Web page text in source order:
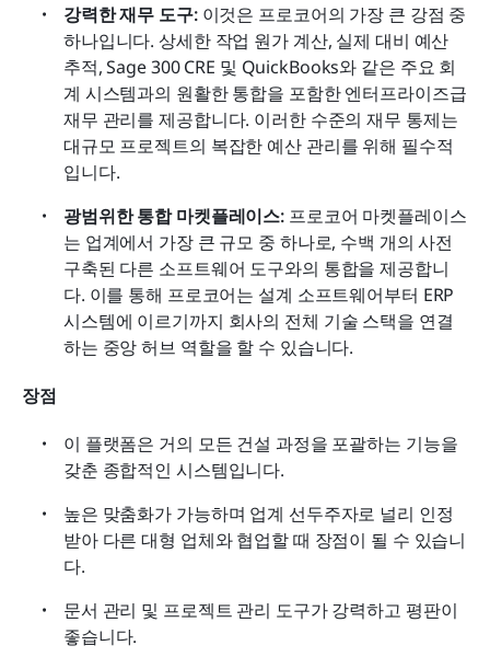
강력한 재무 도구: 이것은 프로코어의 가장 큰 강점 중
하나입니다. 상세한 작업 원가 계산, 실제 대비 예산
추적, Sage 300 CRE 및 QuickBooks와 같은 주요 회
계 시스템과의 원활한 통합을 포함한 엔터프라이즈급
재무 관리를 제공합니다. 이러한 수준의 재무 통제는
대규모 프로젝트의 복잡한 예산 관리를 위해 필수적
입니다.
광범위한 통합 마켓플레이스: 프로코어 마켓플레이스
는 업계에서 가장 큰 규모 중 하나로, 수백 개의 사전
구축된 다른 소프트웨어 도구와의 통합을 제공합니
다. 이를 통해 프로코어는 설계 소프트웨어부터 ERP
시스템에 이르기까지 회사의 전체 기술 스택을 연결
하는 중앙 허브 역할을 할 수 있습니다.
장점
이 플랫폼은 거의 모든 건설 과정을 포괄하는 기능을
갖춘 종합적인 시스템입니다.
높은 맞춤화가 가능하며 업계 선두주자로 널리 인정
받아 다른 대형 업체와 협업할 때 장점이 될 수 있습니
다.
문서 관리 및 프로젝트 관리 도구가 강력하고 평판이
좋습니다.